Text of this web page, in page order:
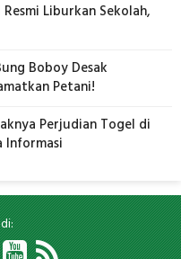
Liburkan Sekolah,
Boboy Desak
Petani!
Perjudian Togel di
Informasi